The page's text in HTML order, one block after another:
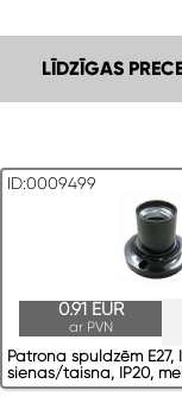
LĪDZĪGAS
ID:0009499
0.91 EUR
ar PVN
Patrona spuldzēm E27,
sienas/taisna, IP20,